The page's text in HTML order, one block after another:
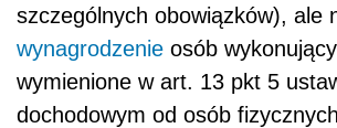
szczególnych obowiązków), ale
wynagrodzenie osób
wymienione w art. 13 pkt 5
dochodowym od osób